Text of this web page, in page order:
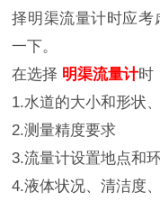
择明渠流量计时应考
一下。
在选择 明渠流量计时
1.水道的大小和形状
2.测量精度要求
3.流量计设置地点和
4.液体状况、清洁度